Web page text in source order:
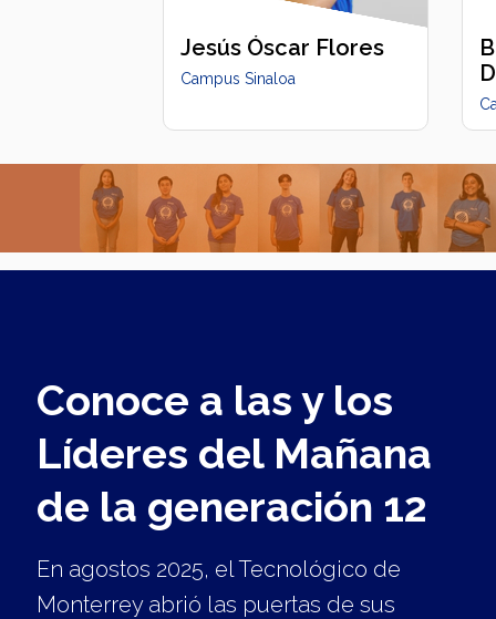
Jesús Óscar Flores
Campus Sinaloa
Conoce a las y los
Líderes del Mañana
de la generación 12
En agostos 2025, el Tecnológico de
Monterrey abrió las puertas de sus